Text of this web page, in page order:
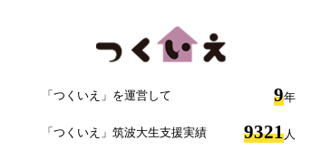
「つくいえ」を運営して 9年
「つくいえ」筑波大生支援実績 9321 人